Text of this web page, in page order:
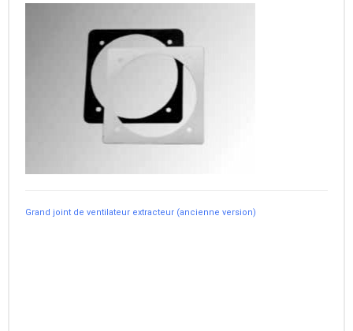
Grand joint de ventilateur extracteur (ancienne version)